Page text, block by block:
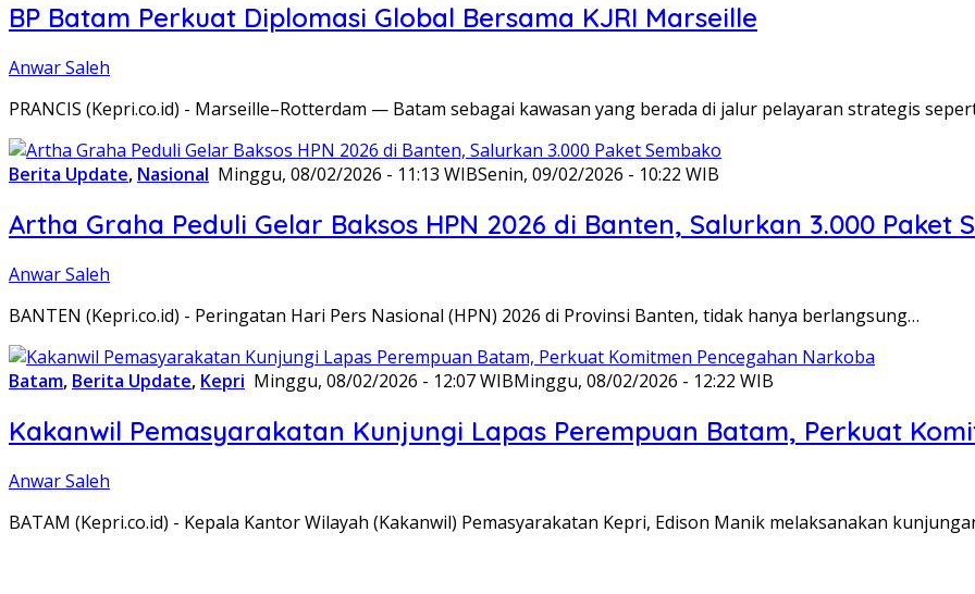
BP Batam Perkuat Diplomasi Global Bersama KJRI Marseille
Anwar Saleh
PRANCIS (Kepri.co.id) - Marseille–Rotterdam — Batam sebagai kawasan yang berada di jalur pelayaran strategis
Berita Update, Nasional Minggu, 08/02/2026 - 11:13 WIBSenin, 09/02/2026 - 10:22 WIB
Artha Graha Peduli Gelar Baksos HPN 2026 di Banten, Salurkan 3.000 Paket
Anwar Saleh
BANTEN (Kepri.co.id) - Peringatan Hari Pers Nasional (HPN) 2026 di Provinsi Banten, tidak hanya berlangsung…
Batam, Berita Update, Kepri Minggu, 08/02/2026 - 12:07 WIBMinggu, 08/02/2026 - 12:22 WIB
Kakanwil Pemasyarakatan Kunjungi Lapas Perempuan Batam, Perkuat
Anwar Saleh
BATAM (Kepri.co.id) - Kepala Kantor Wilayah (Kakanwil) Pemasyarakatan Kepri, Edison Manik melaksanakan